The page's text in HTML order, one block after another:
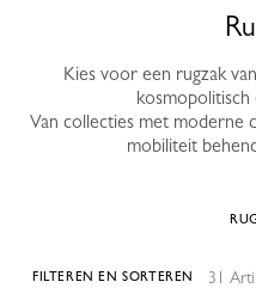
Kies voor een rugzak
kosmopolitisch
Van collecties met moderne
mobiliteit
31
FILTEREN EN SORTEREN